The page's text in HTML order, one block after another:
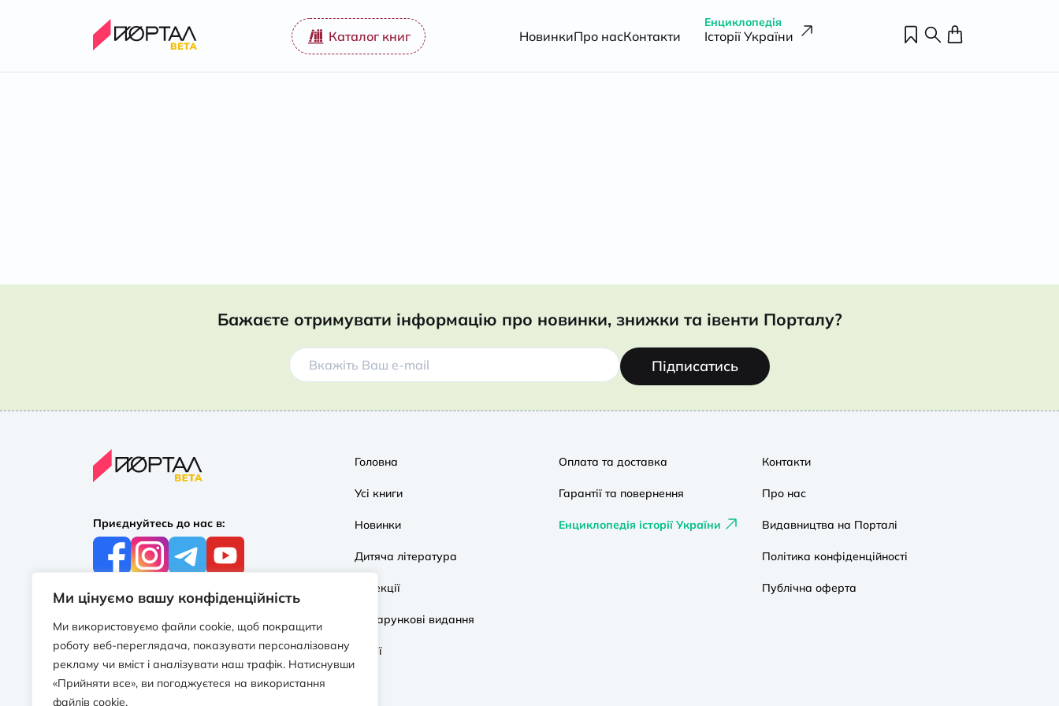
Ми цінуємо вашу конфіденційність
Ми використовуємо файли cookie, щоб покращити
роботу веб-переглядача, показувати персоналізовану
рекламу чи вміст і аналізувати наш трафік. Натиснувши
«Прийняти все», ви погоджуєтеся на використання
файлів cookie.
Каталог книг НовинкиПро насКонтакти
Енциклопедія
Історії України
Бажаєте отримувати інформацію про новинки, знижки та івенти Порталу?
Підписатись
Приєднуйтесь до нас в:
З усіх питань:
+38 097 244 16 56
info@portalbooks.com.ua
Працюємо в будні з 10:00 до 18:00
З приводу співпраці:
Головна
Усі книги
Новинки
Дитяча література
Колекції
Подарункові видання
Акції
Оплата та доставка
Гарантії та повернення
Енциклопедія історії України
Контакти
Про нас
Видавництва на Порталі
Політика конфіденційності
Публічна оферта